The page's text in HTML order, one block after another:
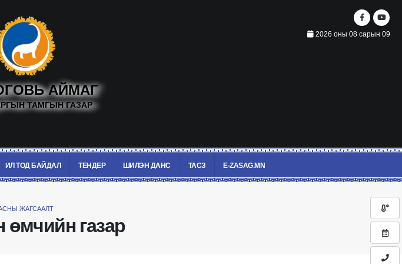
2026 оны 08 сарын 09
АЙМАГ
ТАМГЫН ГАЗАР
ИЛ ТОД БАЙДАЛ ТЕНДЕР ШИЛЭН ДАНС ТАСЗ E-ZASAG.MN
өмчийн газар
ЖАГСААЛТ